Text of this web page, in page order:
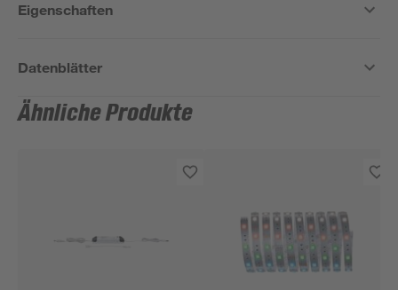
Eigenschaften
Datenblätter
Ähnliche Produkte